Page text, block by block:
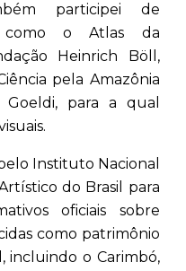
participei de
como o Atlas da
Heinrich Böll,
pela Amazônia
para a qual
Instituto Nacional
do Brasil para
oficiais sobre
como patrimônio
incluindo o Carimbó,